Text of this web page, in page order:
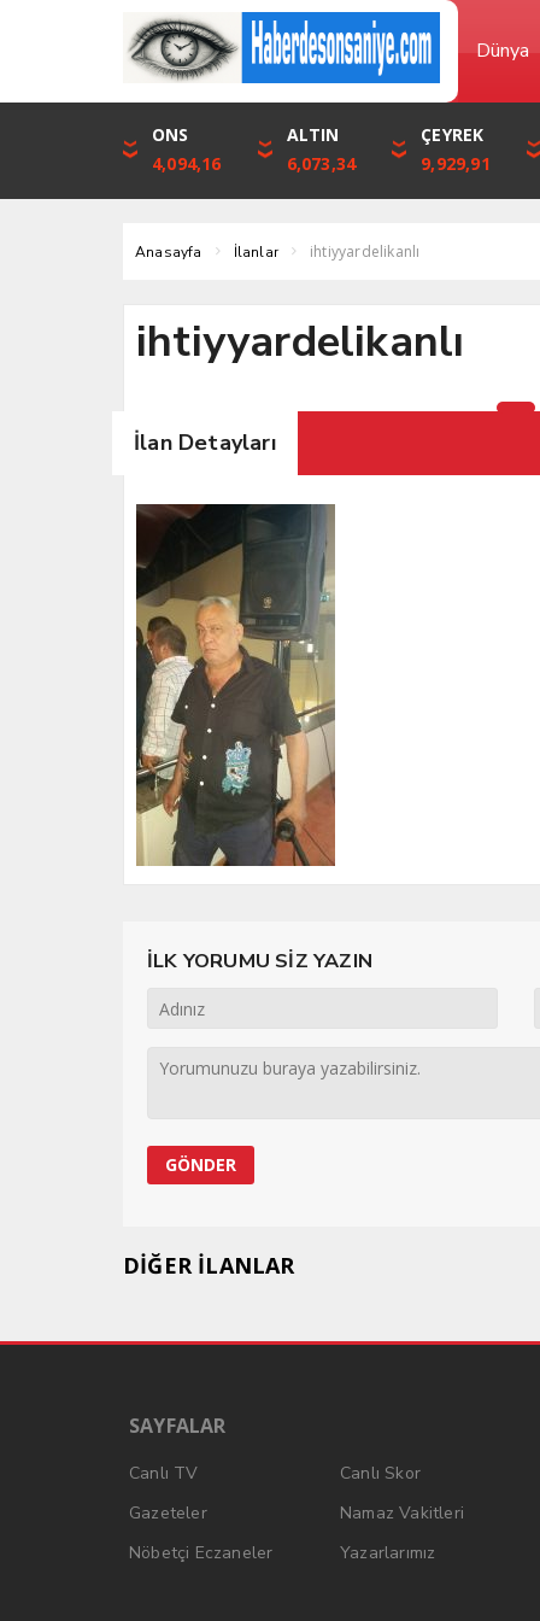
Dünya
DOLAR
46,1316
EURO
53,3001
STERLİN
61,7411
ONS
4,094,16
ALTIN
6,073,34
ÇEYREK
9,929,91
Anasayfa İlanlar ihtiyyardelikanlı
ihtiyyardelikanlı
İlan Detayları
İLK YORUMU SİZ YAZIN
DİĞER İLANLAR
SAYFALAR
Canlı TV
Canlı Skor
Gazeteler
Namaz Vakitleri
Nöbetçi Eczaneler
Yazarlarımız